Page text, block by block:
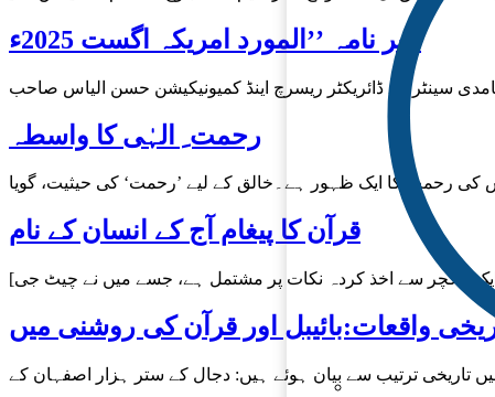
خبر نامہ ’’المورد امریکہ اگست 2025ء
رحمت ِ الہٰی کا واسطہ
قرآن کا پیغام آج کے انسان کے نام
واقعات:بائیبل اور قرآن کی روشنی میں